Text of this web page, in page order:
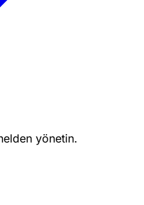
yönetin.